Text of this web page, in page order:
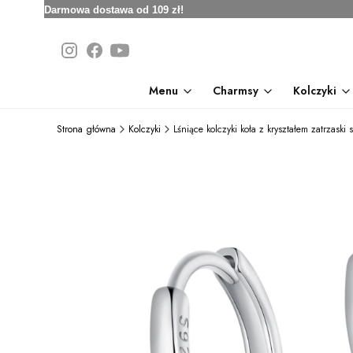
Darmowa dostawa od 109 zł!
Menu Charmsy Kolczyki
Strona główna Kolczyki Lśniące kolczyki koła z kryształem zatrzaski